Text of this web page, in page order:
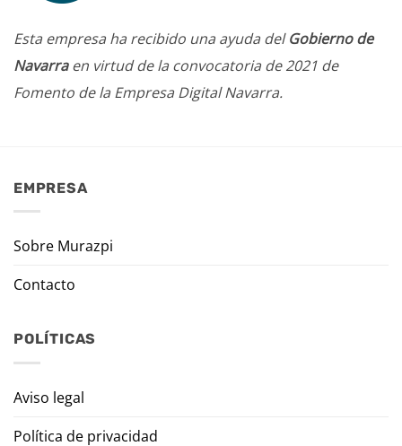
Esta empresa ha recibido una ayuda delGobierno de
Navarraen virtud de la convocatoria de 2021 de
Fomento de la Empresa Digital Navarra.
EMPRESA
Sobre Murazpi
Contacto
POLÍTICAS
Aviso legal
Política de privacidad